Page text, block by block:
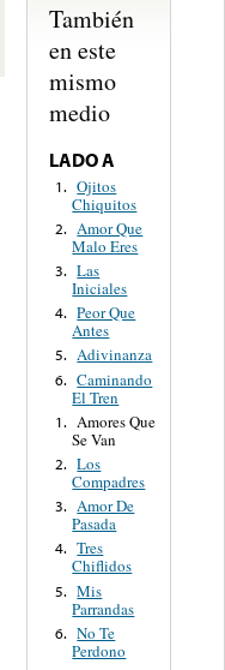
También
en este
mismo
medio
LADO A
1. Ojitos
Chiquitos
2. Amor Que
Malo Eres
3. Las
Iniciales
4. Peor Que
Antes
5. Adivinanza
6. Caminando
El Tren
1. Amores Que
Se Van
2. Los
Compadres
3. Amor De
Pasada
4. Tres
Chiflidos
5. Mis
Parrandas
6. No Te
Perdono